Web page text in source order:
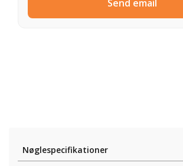
Send email
Nøglespecifikationer